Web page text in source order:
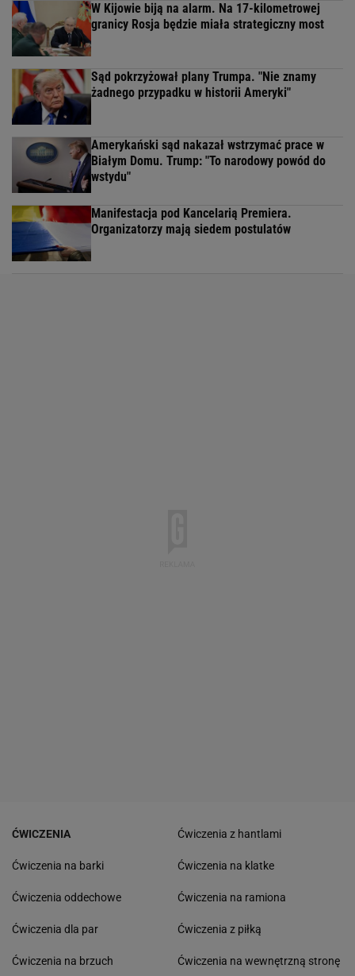
W Kijowie biją na alarm. Na 17-kilometrowej
granicy Rosja będzie miała strategiczny most
Sąd pokrzyżował plany Trumpa. "Nie znamy
żadnego przypadku w historii Ameryki"
Amerykański sąd nakazał wstrzymać prace w
Białym Domu. Trump: "To narodowy powód do
wstydu"
Manifestacja pod Kancelarią Premiera.
Organizatorzy mają siedem postulatów
ĆWICZENIA
Ćwiczenia na barki
Ćwiczenia oddechowe
Ćwiczenia dla par
Ćwiczenia na brzuch
Ćwiczenia z hantlami
Ćwiczenia na klatke
Ćwiczenia na ramiona
Ćwiczenia z piłką
Ćwiczenia na wewnętrzną stronę